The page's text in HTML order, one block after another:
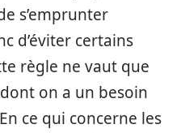
s’emprunter
d’éviter certains
règle ne vaut que
on a un besoin
ce qui concerne les